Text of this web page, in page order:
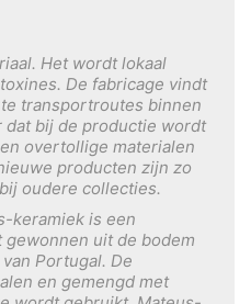
Het wordt lokaal
De fabricage vindt
transportroutes binnen
dat bij de productie wordt
overtollige materialen
producten zijn zo
oudere collecties.
keramiek is een
uit de bodem
Portugal. De
en gemengd met